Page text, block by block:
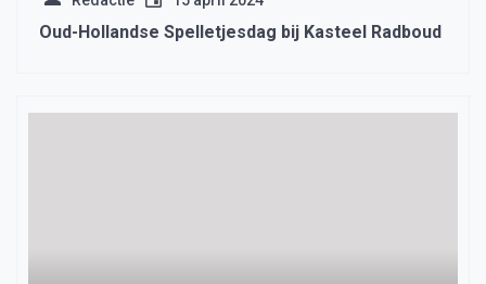
Oud-Hollandse Spelletjesdag bij Kasteel Radboud